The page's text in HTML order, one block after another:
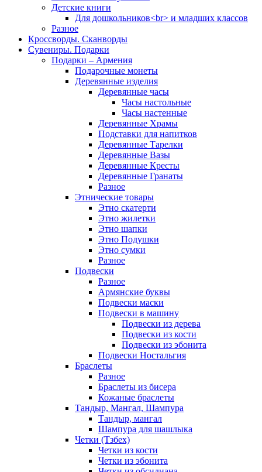
Детские книги
Для дошкольников<br> и младших классов
Разное
Кроссворды. Сканворды
Сувениры. Подарки
Подарки – Армения
Подарочные монеты
Деревянные изделия
Деревянные часы
Часы настольные
Часы настенные
Деревянные Храмы
Подставки для напитков
Деревянные Тарелки
Деревянные Вазы
Деревянные Кресты
Деревянные Гранаты
Разное
Этнические товары
Этно скатерти
Этно жилетки
Этно шапки
Этно Подушки
Этно сумки
Разное
Подвески
Разное
Армянские буквы
Подвески маски
Подвески в машину
Подвески из дерева
Подвески из кости
Подвески из эбонита
Подвески Ностальгия
Браслеты
Разное
Браслеты из бисера
Кожаные браслеты
Тандыр, Мангал, Шампура
Тандыр, мангал
Шампура для шашлыка
Четки (Тзбех)
Четки из кости
Четки из эбонита